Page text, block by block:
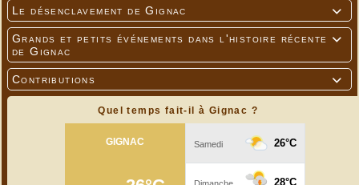

Le désenclavement de Gignac

Grands et petits événements dans l'histoire récente
de Gignac

Contributions
Quel temps fait-il à Gignac ?